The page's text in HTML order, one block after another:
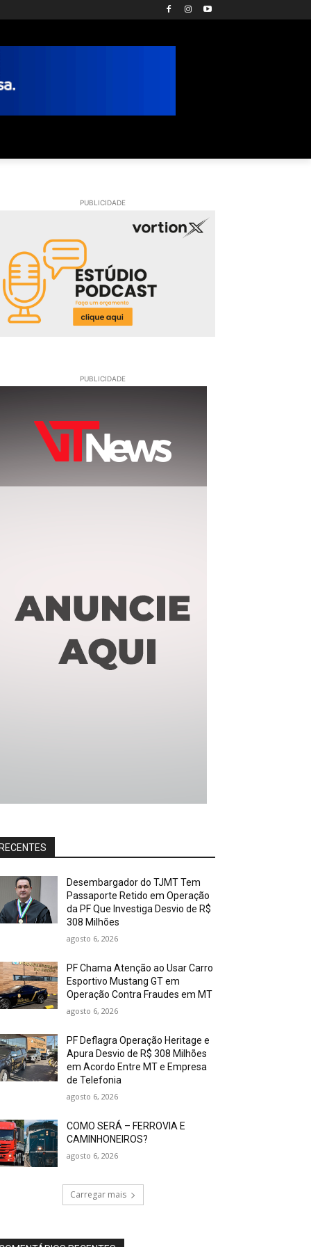
PUBLICIDADE
PUBLICIDADE
RECENTES
Desembargador do TJMT Tem
Passaporte Retido em Operação
da PF Que Investiga Desvio de R$
308 Milhões
agosto 6, 2026
PF Chama Atenção ao Usar Carro
Esportivo Mustang GT em
Operação Contra Fraudes em MT
agosto 6, 2026
PF Deflagra Operação Heritage e
Apura Desvio de R$ 308 Milhões
em Acordo Entre MT e Empresa
de Telefonia
agosto 6, 2026
COMO SERÁ – FERROVIA E
CAMINHONEIROS?
agosto 6, 2026
Carregar mais